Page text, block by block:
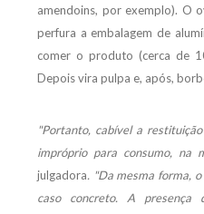
amendoins, por exemplo). O
perfura a embalagem de
comer o produto (cerca de
Depois vira pulpa e, após,
"Portanto, cabível a
impróprio para consumo, na
julgadora. "Da mesma forma,
caso concreto. A